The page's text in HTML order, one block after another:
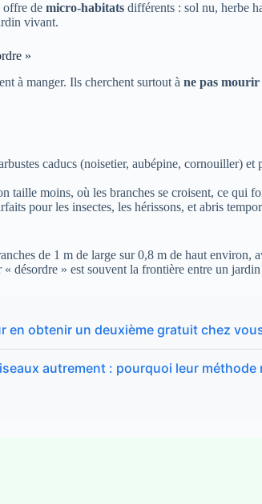
offre de micro-habitats différents : sol nu, herbe
vivant.
»
à manger. Ils cherchent surtout à ne pas
caducs (noisetier, aubépine, cornouiller)
taille moins, où les branches se croisent, ce qui
pour les insectes, les hérissons, et abris
de 1 m de large sur 0,8 m de haut environ,
désordre » est souvent la frontière entre un
en obtenir un deuxième gratuit chez
autrement : pourquoi leur méthode